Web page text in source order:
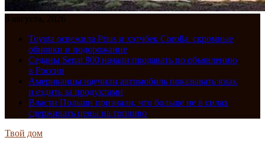
8 августа, 2026
Toyota освежила Prius и хэтчбек Corolla: скромные
обновки и подорожание
Седаны Senat 900 начали продавать по объявлению
в России
Американцы научили автомобиль показывать язык
и ездить за продуктами
Власти Польши признали, что больше не в силах
сдерживать цены на топливо
Твой дом